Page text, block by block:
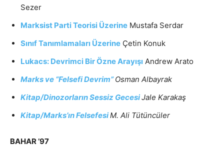
Sezer
Marksist Parti Teorisi Üzerine Mustafa Serdar
Sınıf Tanımlamaları Üzerine Çetin Konuk
Lukacs: Devrimci Bir Özne Arayışı Andrew Arato
Marks ve “Felsefi Devrim” Osman Albayrak
Kitap/Dinozorların Sessiz GecesiJale Karakaş
Kitap/Marks’ın FelsefesiM. Ali Tütüncüler
BAHAR ’97